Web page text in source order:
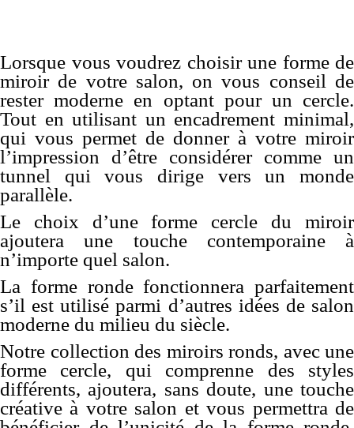
Lorsque vous voudrez choisir une forme de
miroir de votre salon, on vous conseil de
rester moderne en optant pour un cercle.
Tout en utilisant un encadrement minimal,
qui vous permet de donner à votre miroir
l’impression d’être considérer comme un
tunnel qui vous dirige vers un monde
parallèle.
Le choix d’une forme cercle du miroir
ajoutera une touche contemporaine à
n’importe quel salon.
La forme ronde fonctionnera parfaitement
s’il est utilisé parmi d’autres idées de salon
moderne du milieu du siècle.
Notre collection des miroirs ronds, avec une
forme cercle, qui comprenne des styles
différents, ajoutera, sans doute, une touche
créative à votre salon et vous permettra de